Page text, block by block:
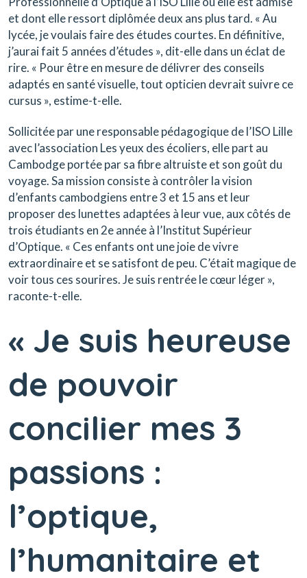
et dont elle ressort diplômée deux ans plus tard. « Au
lycée, je voulais faire des études courtes. En définitive,
j’aurai fait 5 années d’études », dit-elle dans un éclat de
rire. « Pour être en mesure de délivrer des conseils
adaptés en santé visuelle, tout opticien devrait suivre ce
cursus », estime-t-elle.
Sollicitée par une responsable pédagogique de l’ISO Lille
avec l’association Les yeux des écoliers, elle part au
Cambodge portée par sa fibre altruiste et son goût du
voyage. Sa mission consiste à contrôler la vision
d’enfants cambodgiens entre 3 et 15 ans et leur
proposer des lunettes adaptées à leur vue, aux côtés de
trois étudiants en 2e année à l’Institut Supérieur
d’Optique. « Ces enfants ont une joie de vivre
extraordinaire et se satisfont de peu. C’était magique de
voir tous ces sourires. Je suis rentrée le cœur léger »,
raconte-t-elle.
« Je suis heureuse
de pouvoir
concilier mes 3
passions :
l’optique,
l’humanitaire et